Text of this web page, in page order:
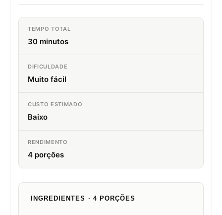
TEMPO TOTAL
30 minutos
DIFICULDADE
Muito fácil
CUSTO ESTIMADO
Baixo
RENDIMENTO
4 porções
INGREDIENTES · 4 PORÇÕES